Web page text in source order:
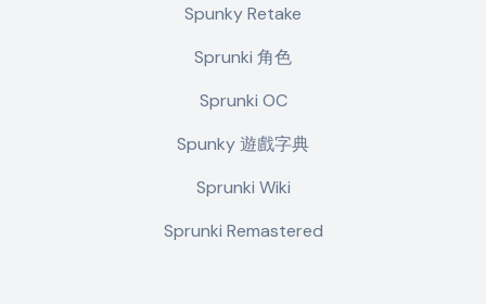
Spunky Retake
Sprunki 角色
Sprunki OC
Spunky 遊戲字典
Sprunki Wiki
Sprunki Remastered